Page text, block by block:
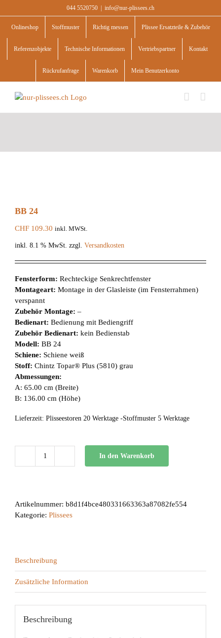
to
content
044 5520750 info@nur-plissees.ch
Onlineshop Stoffmuster Richtig messen Plissee Ersatzteile & Zubehör
Referenzobjekte Technische Informationen Vertriebspartner Kontakt
Rückrufanfrage Warenkorb Mein Benutzerkonto
BB 24
CHF 109.30 inkl. MWSt.
inkl. 8.1 % MwSt. zzgl. Versandkosten
Fensterform: Rechteckige Senkrechtfenster
Montageart: Montage in der Glasleiste (im Fensterrahmen)
verspannt
Zubehör Montage: –
Bedienart: Bedienung mit Bediengriff
Zubehör Bedienart: kein Bedienstab
Modell: BB 24
Schiene: Schiene weiß
Stoff: Chintz Topar® Plus (5810) grau
Abmessungen:
A: 65.00 cm (Breite)
B: 136.00 cm (Höhe)
Lieferzeit: Plisseestoren 20 Werktage -Stoffmuster 5 Werktage
BB
In den Warenkorb
Artikelnummer: b8d1f4bce480331663363a87082fe554
Kategorie: Plissees
Beschreibung
Zusätzliche Information
Beschreibung